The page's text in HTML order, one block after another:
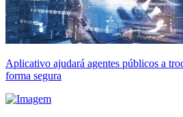
Aplicativo ajudará agentes públicos a
forma segura